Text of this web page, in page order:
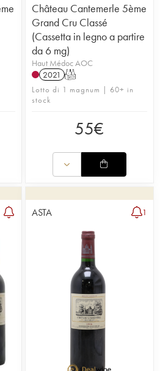
Château Cantemerle 5ème
Grand Cru Classé
(Cassetta in legno a partire
da 6 mg)
Haut Médoc AOC
2021 T
Lotto di 1 magnum | 60+ in
stock
55€
ASTA 1